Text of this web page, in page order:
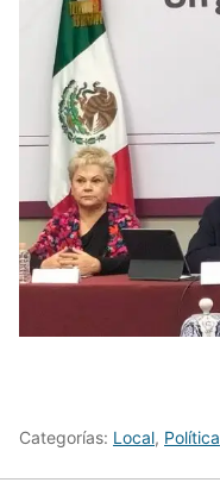
Categorías: Local, Política